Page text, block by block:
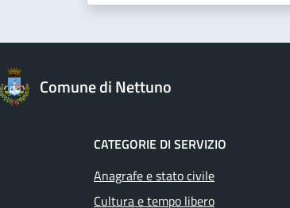
Comune di Nettuno
CATEGORIE DI SERVIZIO
Anagrafe e stato civile
Cultura e tempo libero